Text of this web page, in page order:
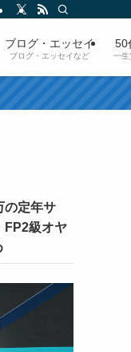
ブログ・エッセイ
ブログ・エッセイなど
50
一生
の定年サ
FP2級オヤ